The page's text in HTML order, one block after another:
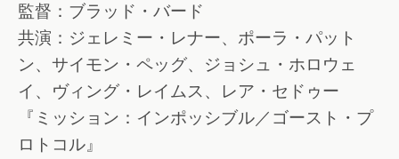
監督：ブラッド・バード
共演：ジェレミー・レナー、ポーラ・パット
ン、サイモン・ペッグ、ジョシュ・ホロウェ
イ、ヴィング・レイムス、レア・セドゥー
『ミッション：インポッシブル／ゴースト・プ
ロトコル』